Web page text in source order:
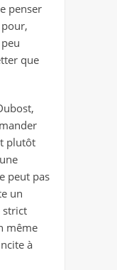
penser
que
plutôt
peut pas
un
strict
même
à